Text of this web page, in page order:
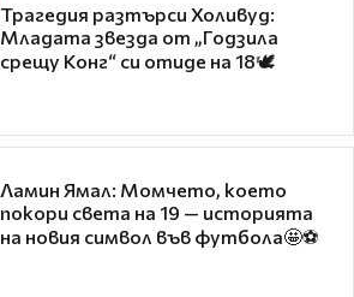
Трагедия разтърси Холивуд:
Младата звезда от „Годзила
срещу Конг“ си отиде на 18🕊️
Ламин Ямал: Момчето, което
покори света на 19 — историята
на новия символ във футбола🤩⚽